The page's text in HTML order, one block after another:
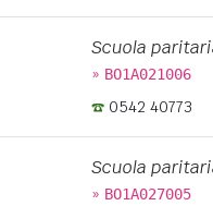
Scuola
» BO1A021006
0542 40773
Scuola
» BO1A027005